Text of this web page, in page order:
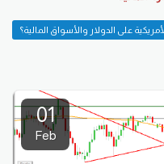
على الدولار والأسواق المالية؟
01
Feb